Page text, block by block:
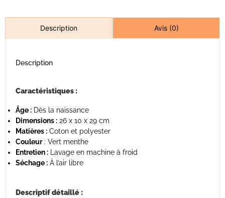
Description Avis (0)
Description
Caractéristiques :
Âge : Dès la naissance
Dimensions : 26 x 10 x 29 cm
Matières : Coton et polyester
Couleur: Vert menthe
Entretien : Lavage en machine à froid
Séchage : À l’air libre
Descriptif détaillé :